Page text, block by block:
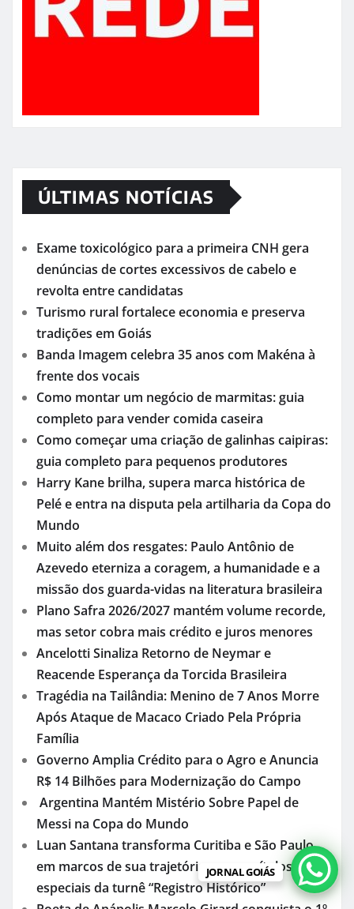
ÚLTIMAS NOTÍCIAS
Exame toxicológico para a primeira CNH gera
denúncias de cortes excessivos de cabelo e
revolta entre candidatas
Turismo rural fortalece economia e preserva
tradições em Goiás
Banda Imagem celebra 35 anos com Makéna à
frente dos vocais
Como montar um negócio de marmitas: guia
completo para vender comida caseira
Como começar uma criação de galinhas caipiras:
guia completo para pequenos produtores
Harry Kane brilha, supera marca histórica de
Pelé e entra na disputa pela artilharia da Copa do
Mundo
Muito além dos resgates: Paulo Antônio de
Azevedo eterniza a coragem, a humanidade e a
missão dos guarda-vidas na literatura brasileira
Plano Safra 2026/2027 mantém volume recorde,
mas setor cobra mais crédito e juros menores
Ancelotti Sinaliza Retorno de Neymar e
Reacende Esperança da Torcida Brasileira
Tragédia na Tailândia: Menino de 7 Anos Morre
Após Ataque de Macaco Criado Pela Própria
Família
Governo Amplia Crédito para o Agro e Anuncia
R$ 14 Bilhões para Modernização do Campo
Argentina Mantém Mistério Sobre Papel de
Messi na Copa do Mundo
Luan Santana transforma Curitiba e São Paulo
em marcos de sua trajetória com capítulos
especiais da turnê “Registro Histórico”
JORNAL GOIÁS